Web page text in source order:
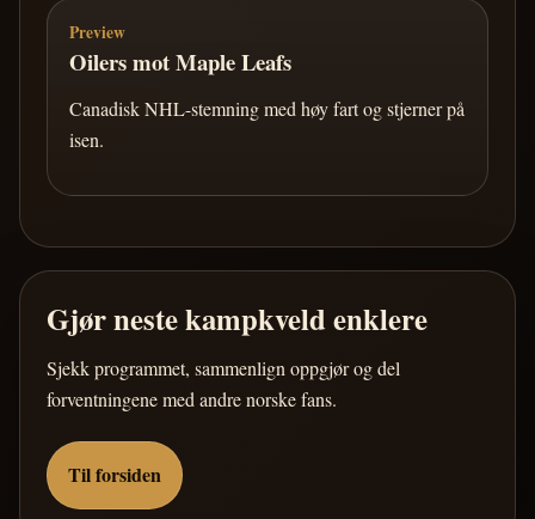
Preview
Oilers mot Maple Leafs
Canadisk NHL-stemning med høy fart og stjerner på
isen.
Gjør neste kampkveld enklere
Sjekk programmet, sammenlign oppgjør og del
forventningene med andre norske fans.
Til forsiden